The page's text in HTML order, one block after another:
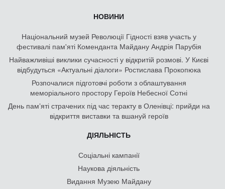
НОВИНИ
Національний музей Революції Гідності взяв участь у
фестивалі пам'яті Коменданта Майдану Андрія Парубія
Найважливіші виклики сучасності у відкритій розмові. У Києві
відбудуться «Актуальні діалоги» Ростислава Прокопюка
Розпочалися підготовчі роботи з облаштування
меморіального простору Героїв Небесної Сотні
День памʼяті страчених під час теракту в Оленівці: прийди на
відкриття виставки та вшануй героїв
ДІЯЛЬНІСТЬ
Соціальні кампанії
Наукова діяльність
Видання Музею Майдану